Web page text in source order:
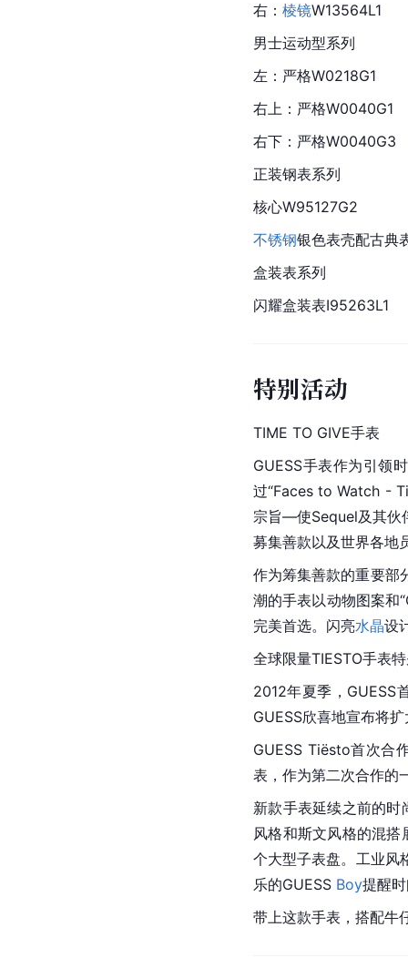
右： 棱镜W13564L1
男士运动型系列
左：严格W0218G1
右上：严格W0040G1
右下：严格W0040G3
正装钢表系列
核心W95127G2
不锈钢银色表壳配古典
盒装表系列
闪耀盒装表I95263L1
特别活动
TIME TO GIVE手表
GUESS手表作为引领
过“Faces to Watch -
宗旨—使Sequel及其伙
募集善款以及世界各地
作为筹集善款的重要部
潮的手表以动物图案和
完美首选。闪亮水晶设
全球限量TIESTO手表
2012年夏季，GUESS
GUESS欣喜地宣布将
GUESS Tiësto首次合
表，作为第二次合作的
新款手表延续之前的时
风格和斯文风格的混
个大型子表盘。工业风
乐的GUESS Boy提醒
带上这款手表，搭配牛